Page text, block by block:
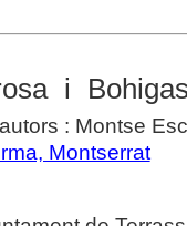
i
: Montse
Montserrat